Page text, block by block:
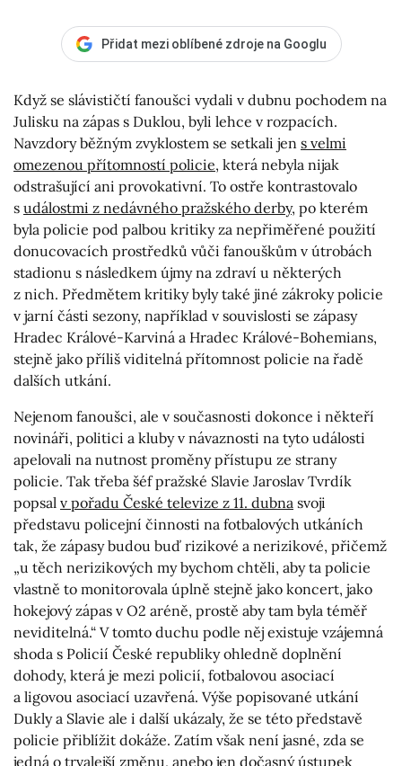
Přidat mezi oblíbené zdroje na Googlu
Když se slávističtí fanoušci vydali v dubnu pochodem na
Julisku na zápas s Duklou, byli lehce v rozpacích.
Navzdory běžným zvyklostem se setkali jen s velmi
omezenou přítomností policie, která nebyla nijak
odstrašující ani provokativní. To ostře kontrastovalo
s událostmi z nedávného pražského derby, po kterém
byla policie pod palbou kritiky za nepřiměřené použití
donucovacích prostředků vůči fanouškům v útrobách
stadionu s následkem újmy na zdraví u některých
z nich. Předmětem kritiky byly také jiné zákroky policie
v jarní části sezony, například v souvislosti se zápasy
Hradec Králové-Karviná a Hradec Králové-Bohemians,
stejně jako příliš viditelná přítomnost policie na řadě
dalších utkání.
Nejenom fanoušci, ale v současnosti dokonce i někteří
novináři, politici a kluby v návaznosti na tyto události
apelovali na nutnost proměny přístupu ze strany
policie. Tak třeba šéf pražské Slavie Jaroslav Tvrdík
popsal v pořadu České televize z 11. dubna svoji
představu policejní činnosti na fotbalových utkáních
tak, že zápasy budou buď rizikové a nerizikové, přičemž
„u těch nerizikových my bychom chtěli, aby ta policie
vlastně to monitorovala úplně stejně jako koncert, jako
hokejový zápas v O2 aréně, prostě aby tam byla téměř
neviditelná.“ V tomto duchu podle něj existuje vzájemná
shoda s Policií České republiky ohledně doplnění
dohody, která je mezi policií, fotbalovou asociací
a ligovou asociací uzavřená. Výše popisované utkání
Dukly a Slavie ale i další ukázaly, že se této představě
policie přiblížit dokáže. Zatím však není jasné, zda se
jedná o trvalejší změnu, anebo jen dočasný ústupek